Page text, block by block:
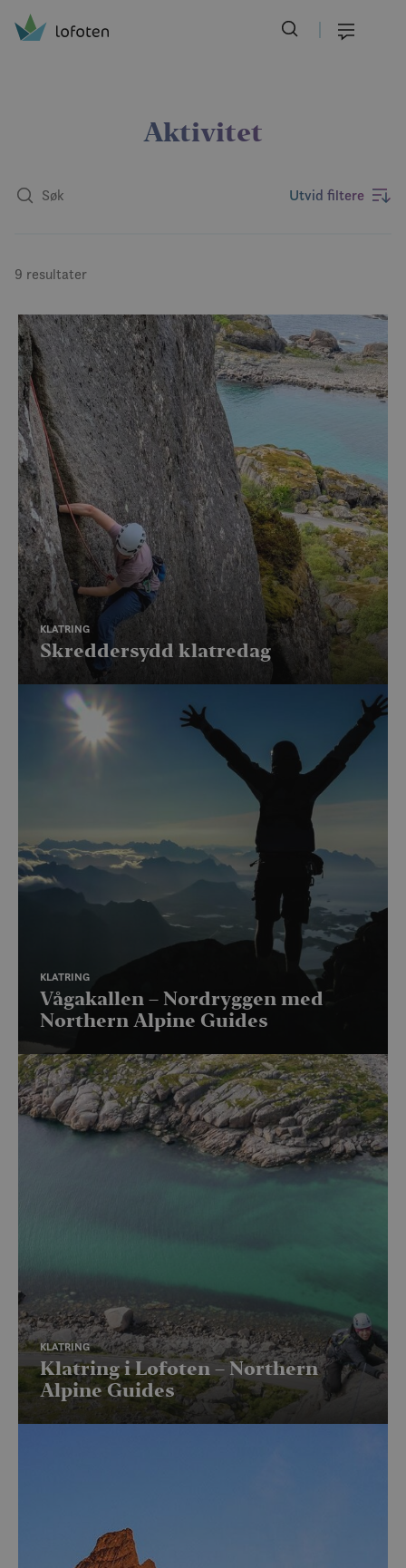
Aktivitet
Utvid filtere
9 resultater
KLATRING
Skreddersydd klatredag
KLATRING
Vågakallen – Nordryggen med
Northern Alpine Guides
KLATRING
Klatring i Lofoten – Northern
Alpine Guides